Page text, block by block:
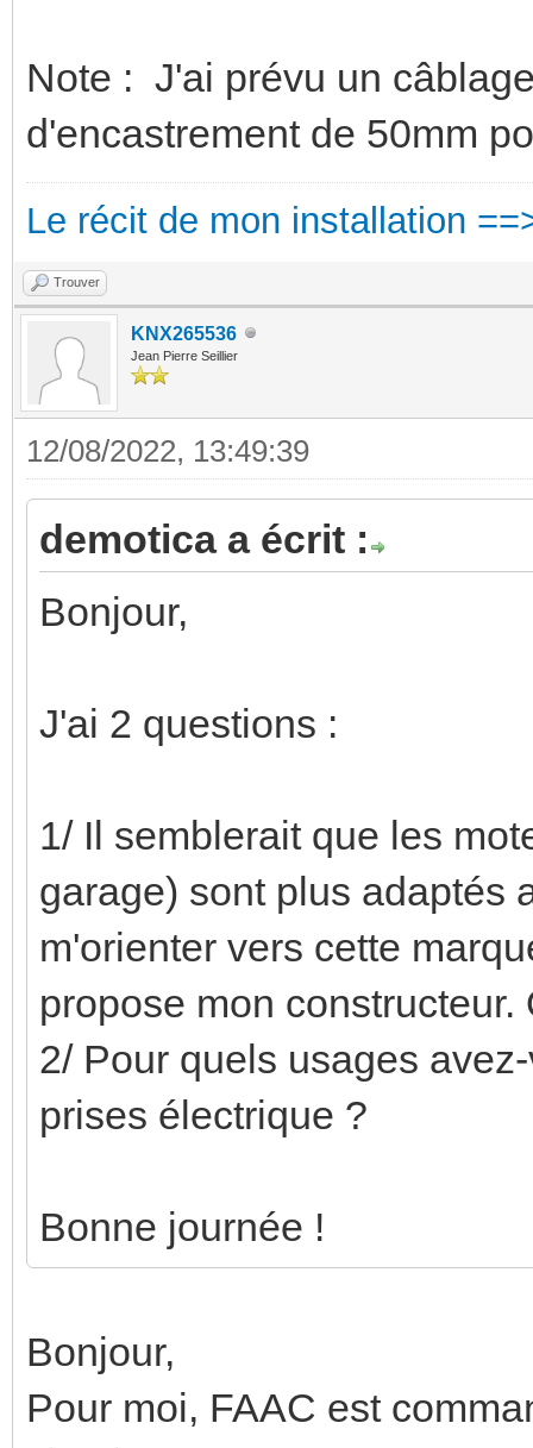
Note : J'ai prévu un
d'encastrement de 50mm
Le récit de mon installation
Trouver
KNX265536
Jean Pierre Seillier
12/08/2022, 13:49:39
demotica a écrit :
Bonjour,
J'ai 2 questions :
1/ Il semblerait que les
garage) sont plus adaptés
m'orienter vers cette
propose mon
2/ Pour quels usages
prises électrique ?
Bonne journée !
Bonjour,
Pour moi, FAAC est